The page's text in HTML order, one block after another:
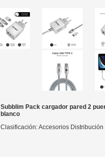
Subblim Pack cargador pared 2
blanco
Clasificación: Accesorios Distribución